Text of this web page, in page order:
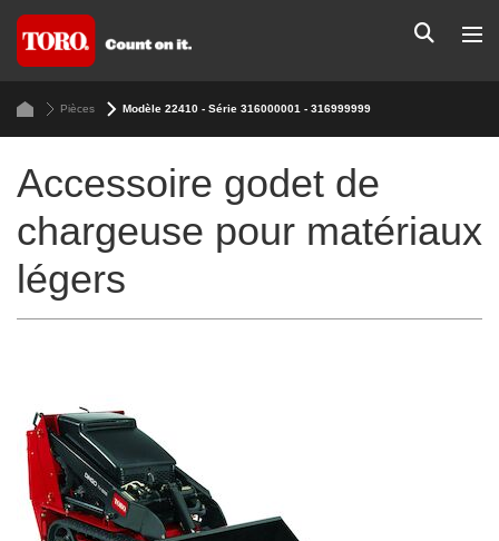
Pièces Modèle 22410 - Série 316000001 - 316999999
Accessoire godet de
chargeuse pour matériaux
légers